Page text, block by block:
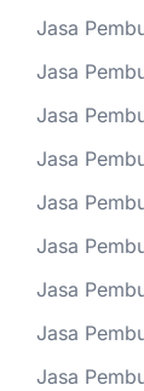
Jasa
Jasa
Jasa
Jasa
Jasa
Jasa
Jasa
Jasa
Jasa